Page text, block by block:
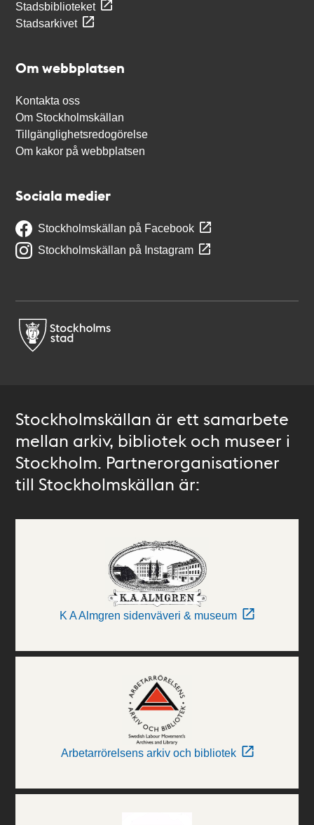
Stadsbiblioteket
Stadsarkivet
Om webbplatsen
Kontakta oss
Om Stockholmskällan
Tillgänglighetsredogörelse
Om kakor på webbplatsen
Sociala medier
Stockholmskällan på Facebook
Stockholmskällan på Instagram
Stockholmskällan är ett samarbete
mellan arkiv, bibliotek och museer i
Stockholm. Partnerorganisationer
till Stockholmskällan är:
K A Almgren sidenväveri & museum
Arbetarrörelsens arkiv och bibliotek